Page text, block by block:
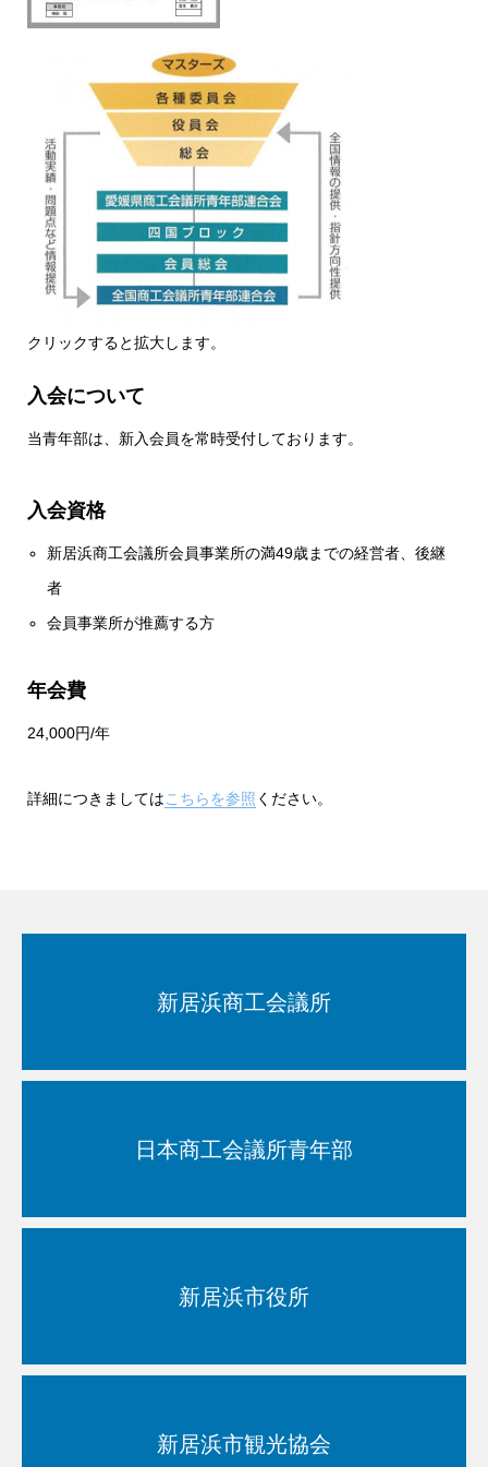
クリックすると拡大します。
入会について
当青年部は、新入会員を常時受付しております。
入会資格
新居浜商工会議所会員事業所の満49歳までの経営者、後継
者
会員事業所が推薦する方
年会費
24,000円/年
詳細につきましてはこちらを参照 ください。
新居浜商工会議所
日本商工会議所青年部
新居浜市役所
新居浜市観光協会